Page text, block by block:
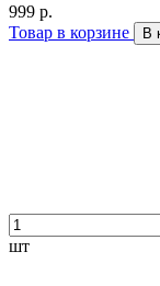
999 р.
Товар в корзине
В
шт